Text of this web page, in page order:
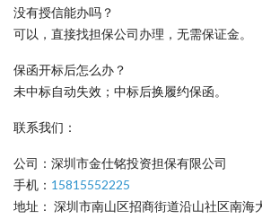
没有授信能办吗？
可以，直接找担保公司办理，无需保证金。
保函开标后怎么办？
未中标自动失效；中标后换履约保函。
联系我们：
公司：深圳市金仕铭投资担保有限公司
手机： 15815552225
地址： 深圳市南山区招商街道沿山社区南海